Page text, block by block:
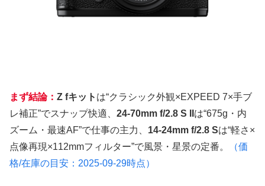
まず結論： Z fキット は“クラシック外観×EXPEED 7×手ブ
レ補正”でスナップ快適、 24-70mm f/2.8 S II は“675g・内
ズーム・最速AF”で仕事の主力、 14-24mm f/2.8 Sは“軽さ×
点像再現×112mmフィルター”で風景・星景の定番。
（価
格/在庫の目安：2025-09-29時点）